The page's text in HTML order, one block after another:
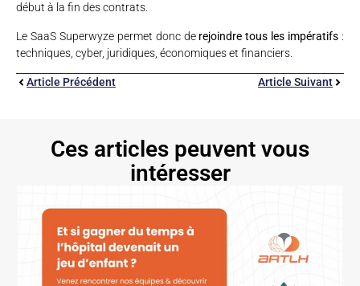
début à la fin des contrats.
Le SaaS Superwyze permet donc derejoindre tous les impératifs :
techniques, cyber, juridiques, économiques et financiers.
Article Précédent Article Suivant
Ces articles peuvent vous
intéresser